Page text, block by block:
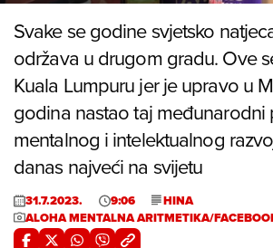
Svake se godine svjetsko
održava u drugom gradu. Ove
Kuala Lumpuru jer je upravo u
godina nastao taj međunarodni
mentalnog i intelektualnog
danas najveći na svijetu
31.7.2023. 9:06
HINA
ALOHA MENTALNA ARITMETIKA/